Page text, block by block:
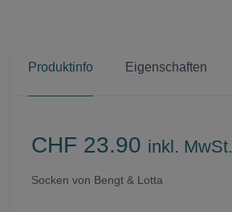
Produktinfo Eigenschaften
CHF 23.90 inkl. MwSt.
Socken von Bengt & Lotta